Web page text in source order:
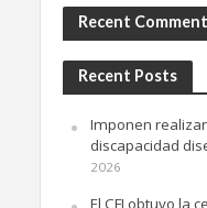
Recent
Recent Posts
Imponen
discapacidad
2026
El CFJ obtuvo la